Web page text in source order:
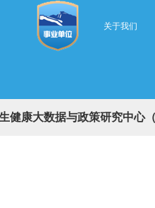
关于我们
健康大数据与政策研究中心